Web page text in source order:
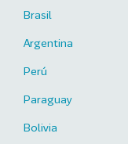
Brasil
Argentina
Perú
Paraguay
Bolivia